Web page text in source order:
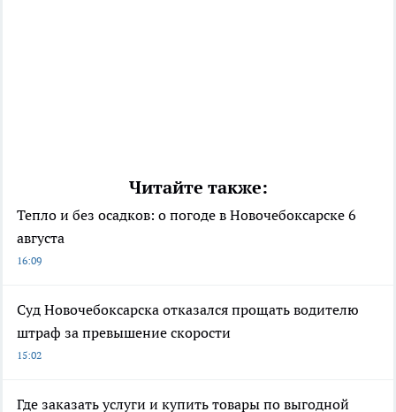
Читайте также:
Тепло и без осадков: о погоде в Новочебоксарске 6
августа
16:09
Суд Новочебоксарска отказался прощать водителю
штраф за превышение скорости
15:02
Где заказать услуги и купить товары по выгодной